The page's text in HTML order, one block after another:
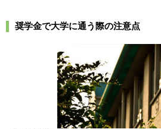
奨学金で大学に通う際の注意点